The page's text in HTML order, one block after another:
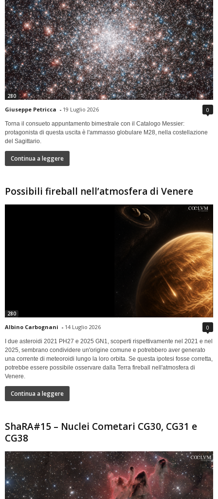
280
Giuseppe Petricca - 19 Luglio 2026 0
Torna il consueto appuntamento bimestrale con il Catalogo Messier:
protagonista di questa uscita è l'ammasso globulare M28, nella costellazione
del Sagittario.
Continua a leggere
Possibili fireball nell’atmosfera di Venere
280
Albino Carbognani - 14 Luglio 2026 0
I due asteroidi 2021 PH27 e 2025 GN1, scoperti rispettivamente nel 2021 e nel
2025, sembrano condividere un'origine comune e potrebbero aver generato
una corrente di meteoroidi lungo la loro orbita. Se questa ipotesi fosse corretta,
potrebbe essere possibile osservare dalla Terra fireball nell'atmosfera di
Venere.
Continua a leggere
ShaRA#15 – Nuclei Cometari CG30, CG31 e
CG38